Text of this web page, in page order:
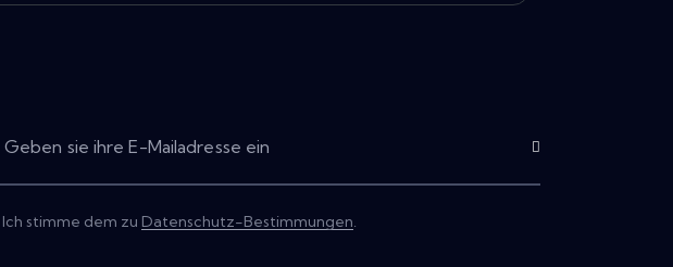
Abonnieren
Ich stimme dem zu Datenschutz-Bestimmungen.